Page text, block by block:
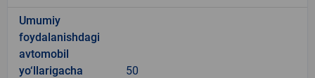
Umumiy
foydalanishdagi
avtomobil
yo‘llarigacha
50